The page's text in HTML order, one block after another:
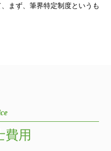
まず、筆界特定制度というも
費用